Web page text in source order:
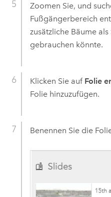
Zoomen Sie, und
Fußgängerbereich
zusätzliche Bäume
gebrauchen könnte.
Klicken Sie auf Folie
Folie hinzuzufügen.
Benennen Sie die